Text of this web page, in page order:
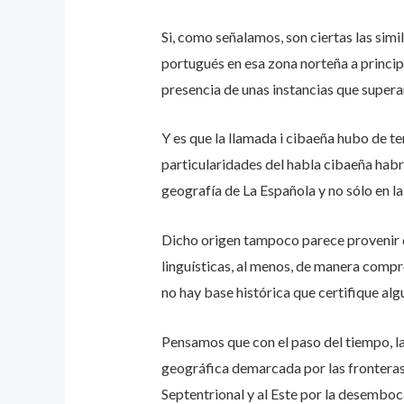
Si, como señalamos, son ciertas las
portugués en esa zona norteña a
presencia de unas instancias que
Y es que la llamada i cibaeña hubo de
particularidades del habla cibaeña
geografía de La Española y no sólo en
Dicho origen tampoco parece provenir
linguísticas, al menos, de manera
no hay base histórica que certifique
Pensamos que con el paso del tiempo,
geográfica demarcada por las
Septentrional y al Este por la